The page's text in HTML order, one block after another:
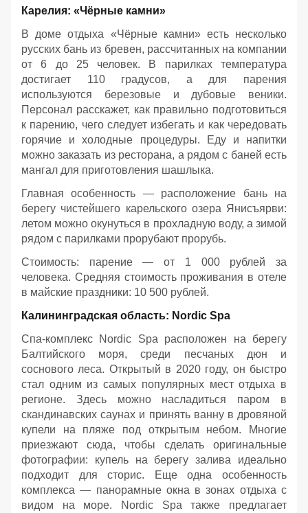
Карелия: «Чёрные камни»
В доме отдыха «Чёрные камни» есть несколько
русских бань из бревен, рассчитанных на компании
от 6 до 25 человек. В парилках температура
достигает 110 градусов, а для парения
используются березовые и дубовые веники.
Персонал расскажет, как правильно подготовиться
к парению, чего следует избегать и как чередовать
горячие и холодные процедуры. Еду и напитки
можно заказать из ресторана, а рядом с баней есть
мангал для приготовления шашлыка.
Главная особенность — расположение бань на
берегу чистейшего карельского озера Янисъярви:
летом можно окунуться в прохладную воду, а зимой
рядом с парилками прорубают прорубь.
Стоимость: парение — от 1 000 рублей за
человека. Средняя стоимость проживания в отеле
в майские праздники: 10 500 рублей.
Калининградская область: Nordic Spa
Спа-комплекс Nordic Spa расположен на берегу
Балтийского моря, среди песчаных дюн и
соснового леса. Открытый в 2020 году, он быстро
стал одним из самых популярных мест отдыха в
регионе. Здесь можно насладиться паром в
скандинавских саунах и принять ванну в дровяной
купели на пляже под открытым небом. Многие
приезжают сюда, чтобы сделать оригинальные
фотографии: купель на берегу залива идеально
подходит для сторис. Еще одна особенность
комплекса — панорамные окна в зонах отдыха с
видом на море. Nordic Spa также предлагает